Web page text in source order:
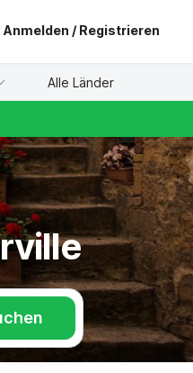
Anmelden / Registrieren
Alle Länder